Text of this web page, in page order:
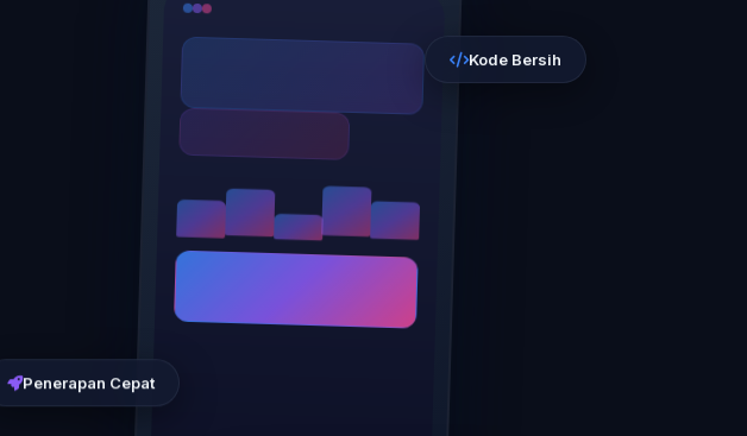
Kode Bersih
Penerapan Cepat